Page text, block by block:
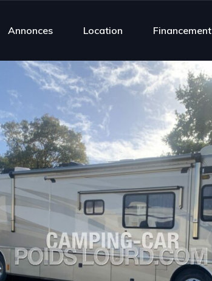
Annonces Location Financement